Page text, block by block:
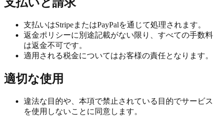
支払いはStripeまたはPayPalを通じて処理されます。
返金ポリシーに別途記載がない限り、すべての手数料
は返金不可です。
適用される税金についてはお客様の責任となります。
適切な使用
違法な目的や、本項で禁止されている目的でサービス
を使用しないことに同意します。